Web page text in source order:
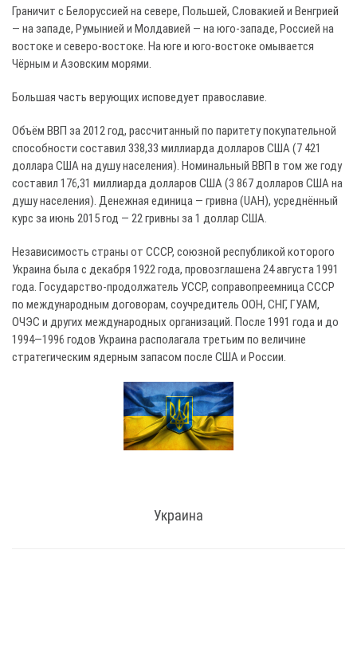
Граничит с Белоруссией на севере, Польшей, Словакией и Венгрией
— на западе, Румынией и Молдавией — на юго-западе, Россией на
востоке и северо-востоке. На юге и юго-востоке омывается
Чёрным и Азовским морями.
Большая часть верующих исповедует православие.
Объём ВВП за 2012 год, рассчитанный по паритету покупательной
способности составил 338,33 миллиарда долларов США (7 421
доллара США на душу населения). Номинальный ВВП в том же году
составил 176,31 миллиарда долларов США (3 867 долларов США на
душу населения). Денежная единица — гривна (UAH), усреднённый
курс за июнь 2015 год — 22 гривны за 1 доллар США.
Независимость страны от СССР, союзной республикой которого
Украина была с декабря 1922 года, провозглашена 24 августа 1991
года. Государство-продолжатель УССР, соправопреемница СССР
по международным договорам, соучредитель ООН, СНГ, ГУАМ,
ОЧЭС и других международных организаций. После 1991 года и до
1994—1996 годов Украина располагала третьим по величине
стратегическим ядерным запасом после США и России.
Украина